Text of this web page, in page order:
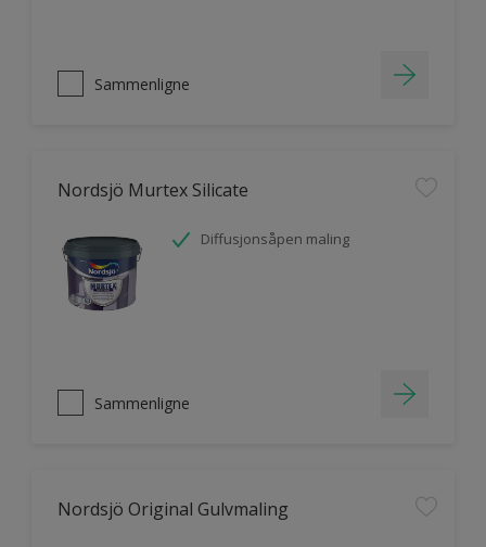
Sammenligne
Nordsjö Murtex Silicate
Diffusjonsåpen maling
Sammenligne
Nordsjö Original Gulvmaling